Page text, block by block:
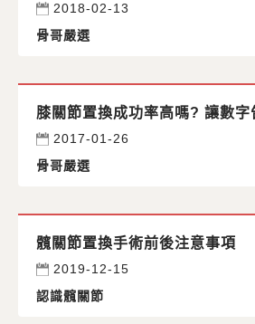
2018-02-13
骨哥嚴選
膝關節置換成功率高嗎? 讓數字
2017-01-26
骨哥嚴選
髖關節置換手術前後注意事項
2019-12-15
認識髖關節